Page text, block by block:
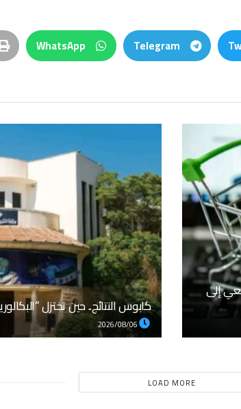
Telegram
WhatsApp
إلى
كابوس النتائج.. حين تختزل “البكالوريا” 12 عاماً من عمر
LOAD MORE